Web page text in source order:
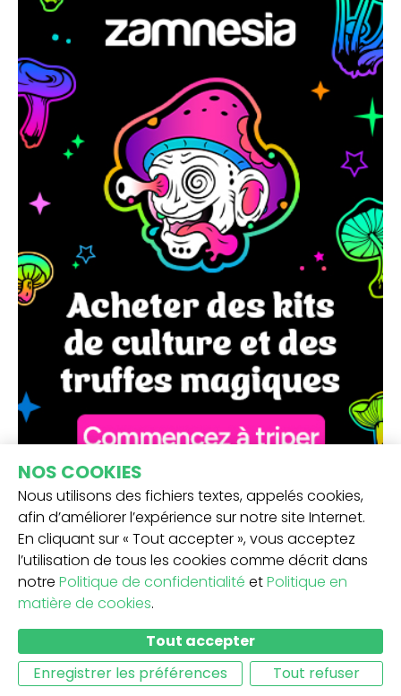
RECEVEZ NOTRE NEWSLETTER -
SOUMETTRE
NOS COOKIES
Nous utilisons des fichiers textes, appelés cookies,
afin d’améliorer l’expérience sur notre site Internet.
En cliquant sur « Tout accepter », vous acceptez
l’utilisation de tous les cookies comme décrit dans
notre Politique de confidentialité etPolitique en
matière de cookies.
Tout accepter
Enregistrer les préférences
Tout refuser